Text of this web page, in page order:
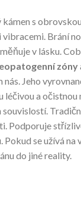
s
Brání
v lásku.
zóny
Jeho
léčivou a očistnou
Podporuje
se užívá na
do jiné reality.